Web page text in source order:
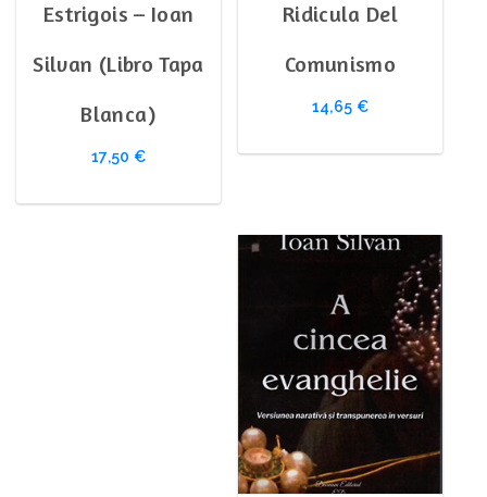
Estrigois – Ioan
Silvan (Libro Tapa
Blanca)
17,50 €
Ridicula Del
Comunismo
14,65 €